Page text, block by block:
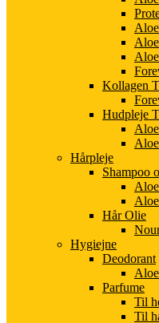
Kollagen
Hudpleje
Hårpleje
Shampoo
Hår Olie
Hygiejne
Deodorant
Parfume
Til
Til